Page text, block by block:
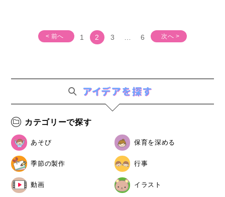
< 前へ 1 2 3 6 次へ >
カテゴリーで探す
あそび 保育を深める
季節の製作 行事
動画 イラスト